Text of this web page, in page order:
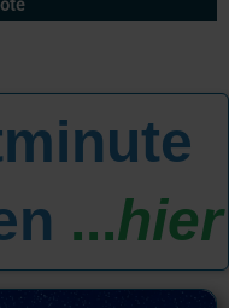
...hier